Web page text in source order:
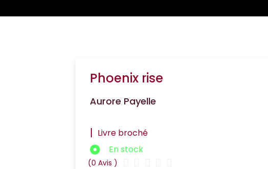
Phoenix rise
Aurore Payelle
| Livre broché
En stock
(0 Avis )